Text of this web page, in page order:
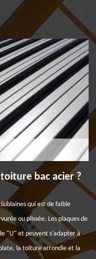
bac acier ?
qui est de faible
ou plissée. Les plaques de
"U" et peuvent s’adapter à
la toiture arrondie et la